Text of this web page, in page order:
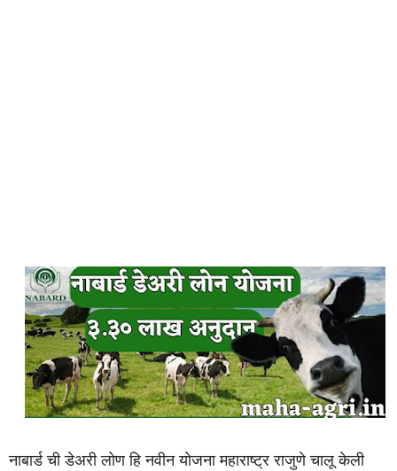
नाबार्ड ची डेअरी लोण हि नवीन योजना महाराष्ट्र राजुणे चालू केली